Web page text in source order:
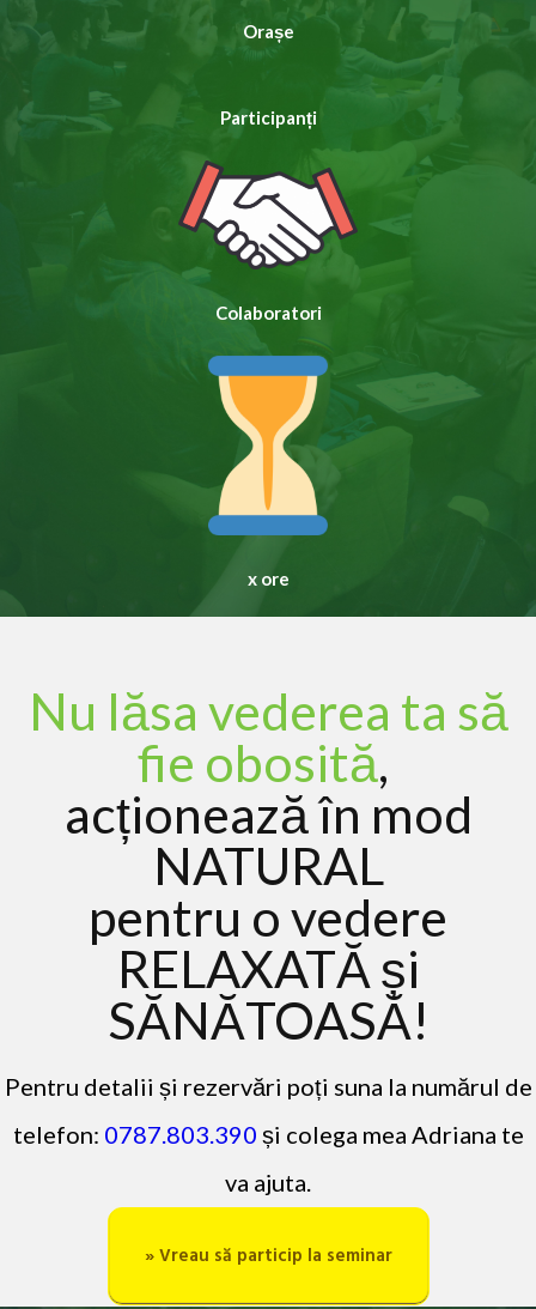
Orașe
Participanți
Colaboratori
x ore
Nu lăsa vederea ta să
fie obosită,
acționează în mod
NATURAL
pentru o vedere
RELAXATĂ și
SĂNĂTOASĂ!
Pentru detalii și rezervări poți suna la numărul de
telefon: 0787 .803.39 0 și colega mea Adriana te
va ajuta.
» Vreau să particip la seminar